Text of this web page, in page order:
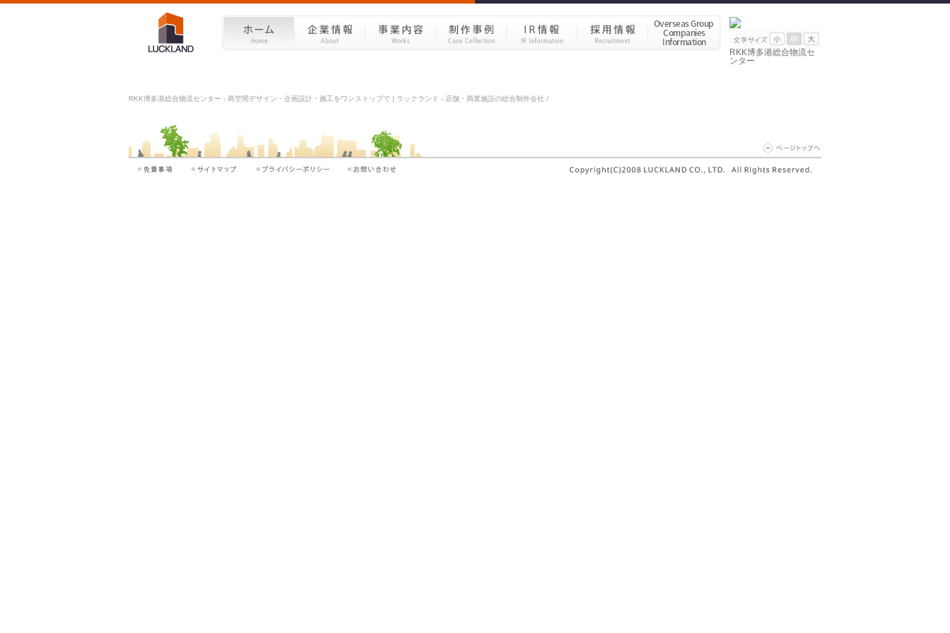
RKK博多港総合物流セ
ンター
RKK博多港総合物流センター - 商空間デザイン・企画設計・施工をワンストップで | ラックランド - 店舗・商業施設の総合制作会社 /